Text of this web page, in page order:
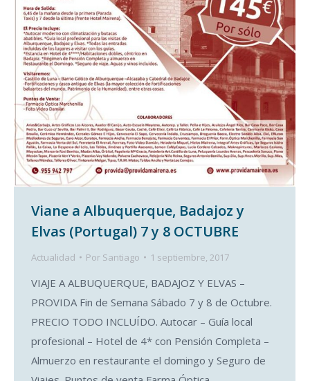
Viane a Albuquerque, Badajoz y
Elvas (Portugal) 7 y 8 OCTUBRE
Actualidad Por Santiago 1 septiembre, 2017
VIAJE A ALBUQUERQUE, BADAJOZ Y ELVAS –
PROVIDA Fin de Semana Sábado 7 y 8 de Octubre.
PRECIO TODO INCLUÍDO. Autocar – Guía local
profesional – Hotel de 4* con Pensión Completa –
Almuerzo en restaurante el domingo y Seguro de